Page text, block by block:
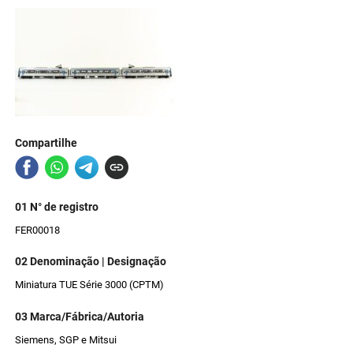
Compartilhe
01 N° de registro
FER00018
02 Denominação | Designação
Miniatura TUE Série 3000 (CPTM)
03 Marca/Fábrica/Autoria
Siemens, SGP e Mitsui